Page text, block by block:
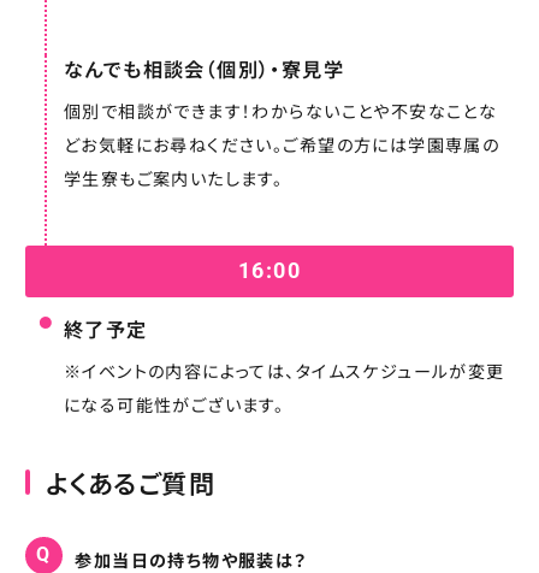
なんでも相談会（個別）・寮見学
個別で相談ができます！わからないことや不安なことな
どお気軽にお尋ねください。ご希望の方には学園専属の
学生寮もご案内いたします。
16:00
終了予定
※イベントの内容によっては、タイムスケジュールが変更
になる可能性がございます。
よくあるご質問
Q 参加当日の持ち物や服装は？